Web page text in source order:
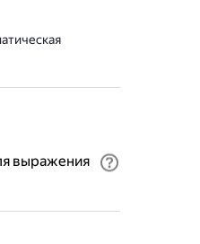
выражения